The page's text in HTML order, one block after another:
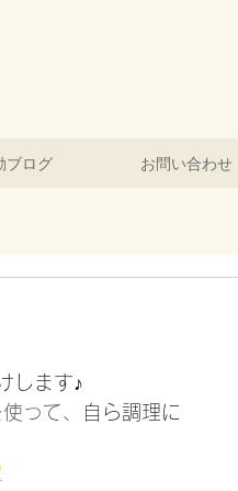
ブログ お問い合わせ
します♪
って、
自ら調理に